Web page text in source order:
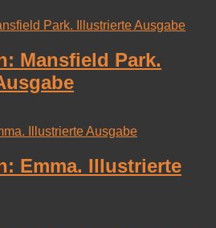
Mansfield Park.
Emma. Illustrierte